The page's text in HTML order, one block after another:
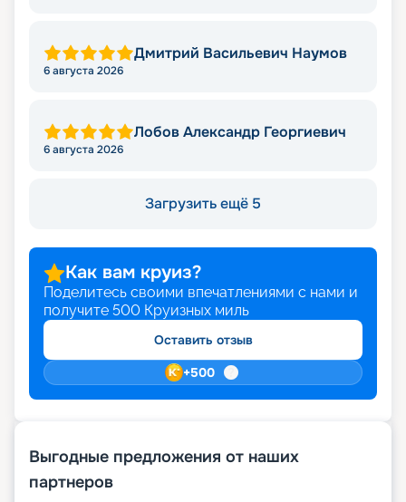
Дмитрий Васильевич Наумов
6 августа 2026
Лобов Александр Георгиевич
6 августа 2026
Загрузить ещё 5
Как вам круиз?
Поделитесь своими впечатлениями с нами и
получите 500 Круизных миль
Оставить отзыв
+500
Выгодные предложения от наших
партнеров